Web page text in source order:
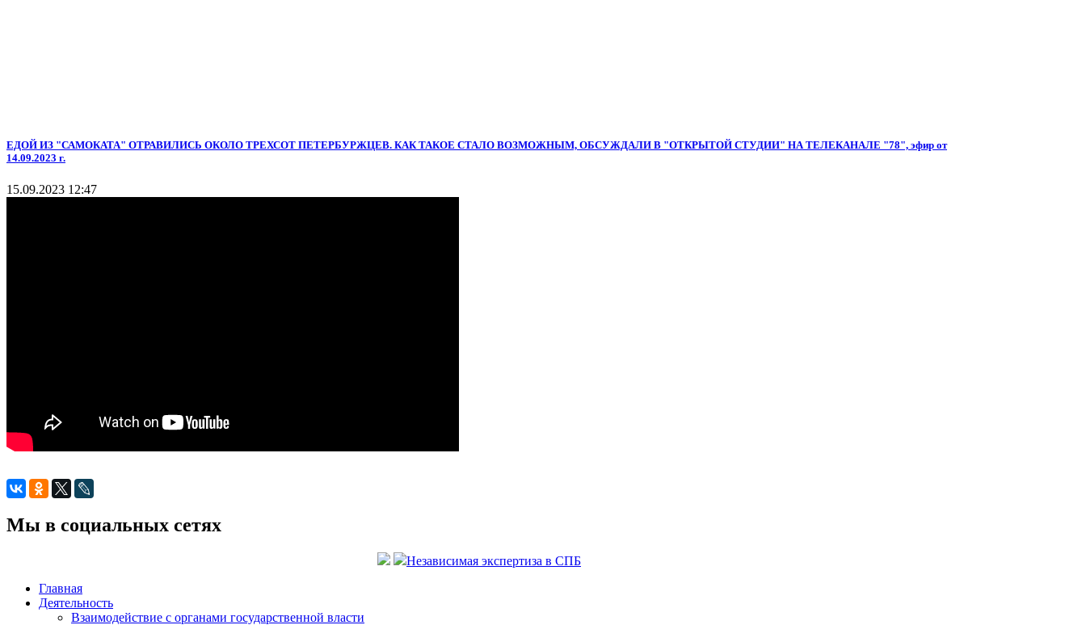
ЕДОЙ ИЗ "САМОКАТА" ОТРАВИЛИСЬ ОКОЛО ТРЕХСОТ ПЕТЕРБУРЖЦЕВ. КАК ТАКОЕ СТАЛО ВОЗМОЖНЫМ, ОБСУЖДАЛИ В "ОТКРЫТОЙ СТУДИИ" НА ТЕЛЕКАНАЛЕ "78", эфир от
14.09.2023 г.
15.09.2023 12:47
Мы в социальных сетях
Независимая экспертиза в СПБ
Главная
Деятельность
Взаимодействие с органами государственной власти